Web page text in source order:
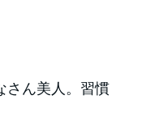
さん美人。習慣